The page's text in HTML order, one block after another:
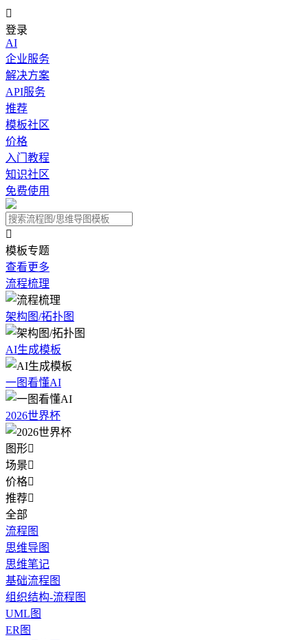

登录
AI
企业服务
解决方案
API服务
推荐
模板社区
价格
入门教程
知识社区
免费使用

模板专题
查看更多
流程梳理
架构图/拓扑图
AI生成模板
一图看懂AI
2026世界杯
图形
场景
价格
推荐
全部
流程图
思维导图
思维笔记
基础流程图
组织结构-流程图
UML图
ER图